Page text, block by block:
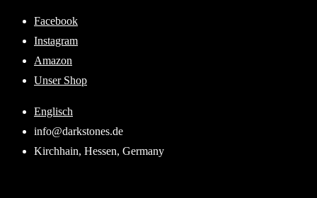
Skip
content
Facebook
Instagram
Amazon
Unser Shop
Englisch
info@darkstones.de
Kirchhain, Hessen, Germany